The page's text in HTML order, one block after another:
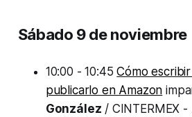
Sábado 9 de noviembre
10:00 - 10:45Cómo
publicarlo en Amazon
González / CINTERMEX